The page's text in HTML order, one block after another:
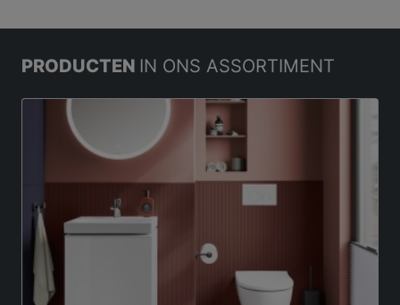
PRODUCTEN IN ONS ASSORTIMENT